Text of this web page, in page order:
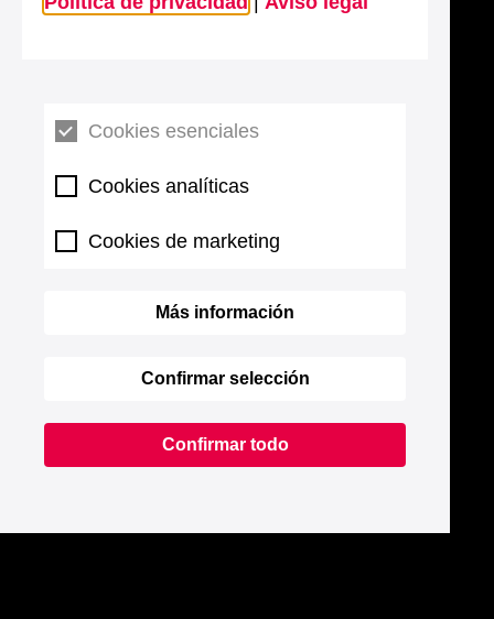
Cookies esenciales
Cookies analíticas
Cookies de marketing
Más información
Confirmar selección
Confirmar todo